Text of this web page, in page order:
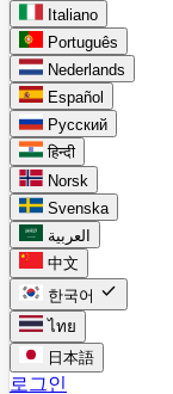
Italiano
Português
Nederlands
Español
Русский
हिन्दी
Norsk
Svenska
العربية
中文
한국어 check
ไทย
日本語
로그인